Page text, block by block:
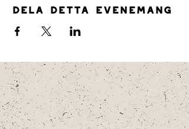
Dela detta evenemang